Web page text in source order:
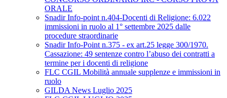
ORALE
Snadir Info-point n.404-Docenti di Religione: 6.022
immissioni in ruolo al 1° settembre 2025 dalle
procedure straordinarie
Snadir Info-Point n.375 - ex art.25 legge 300/1970.
Cassazione: 49 sentenze contro l’abuso dei contratti a
termine per i docenti di religione
FLC CGIL Mobilità annuale supplenze e immissioni in
ruolo
GILDA News Luglio 2025